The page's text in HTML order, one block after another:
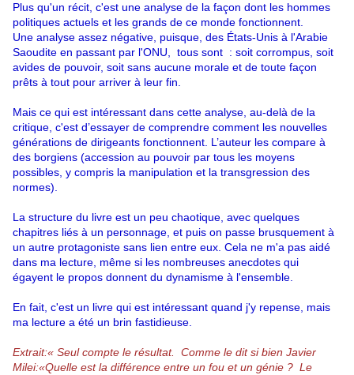
Plus qu'un récit, c'est une analyse de la façon dont les hommes
politiques actuels et les grands de ce monde fonctionnent.
Une analyse assez négative, puisque, des États-Unis à l'Arabie
Saoudite en passant par l'ONU,  tous sont  : soit corrompus, soit
avides de pouvoir, soit sans aucune morale et de toute façon
prêts à tout pour arriver à leur fin.
Mais ce qui est intéressant dans cette analyse, au-delà de la
critique, c'est d’essayer de comprendre comment les nouvelles
générations de dirigeants fonctionnent. L’auteur les compare à
des borgiens (accession au pouvoir par tous les moyens
possibles, y compris la manipulation et la transgression des
normes).
La structure du livre est un peu chaotique, avec quelques
chapitres liés à un personnage, et puis on passe brusquement à
un autre protagoniste sans lien entre eux. Cela ne m'a pas aidé
dans ma lecture, même si les nombreuses anecdotes qui
égayent le propos donnent du dynamisme à l'ensemble.
En fait, c'est un livre qui est intéressant quand j'y repense, mais
ma lecture a été un brin fastidieuse.
Extrait:« Seul compte le résultat.  Comme le dit si bien Javier
Milei:«Quelle est la différence entre un fou et un génie ?  Le